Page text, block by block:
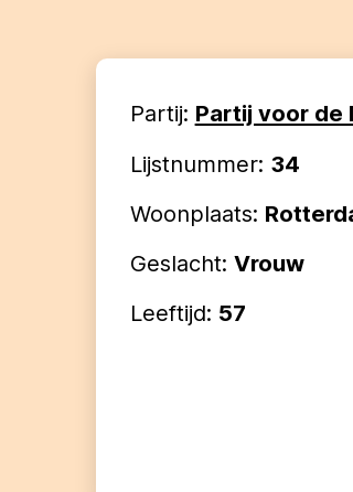
Partij: Partij voor de
Lijstnummer: 34
Woonplaats:
Geslacht: Vrouw
Leeftijd: 57